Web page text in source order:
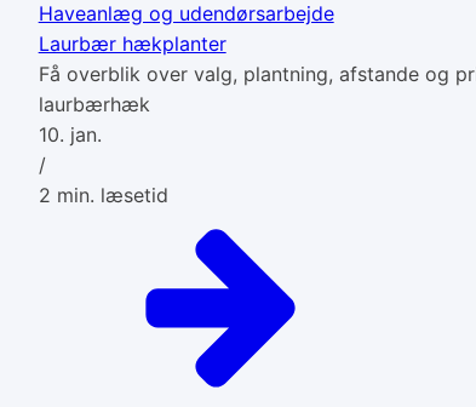
Haveanlæg og udendørsarbejde
Laurbær hækplanter
Få overblik over valg, plantning, afstande og
laurbærhæk
10. jan.
/
2 min. læsetid